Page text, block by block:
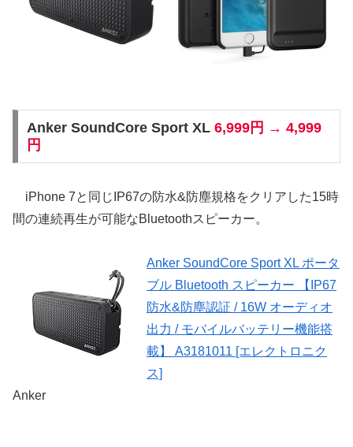
Anker SoundCore Sport XL 6,999円 → 4,999
円
iPhone 7と同じIP67の防水&防塵規格をクリアした15時
間の連続再生が可能なBluetoothスピーカー。
Anker SoundCore Sport XL ポータ
ブル Bluetooth スピーカー 【IP67
防水&防塵認証 / 16W オーディオ
出力 / モバイルバッテリー機能搭
載】 A3181011 [エレクトロニク
ス]
Anker